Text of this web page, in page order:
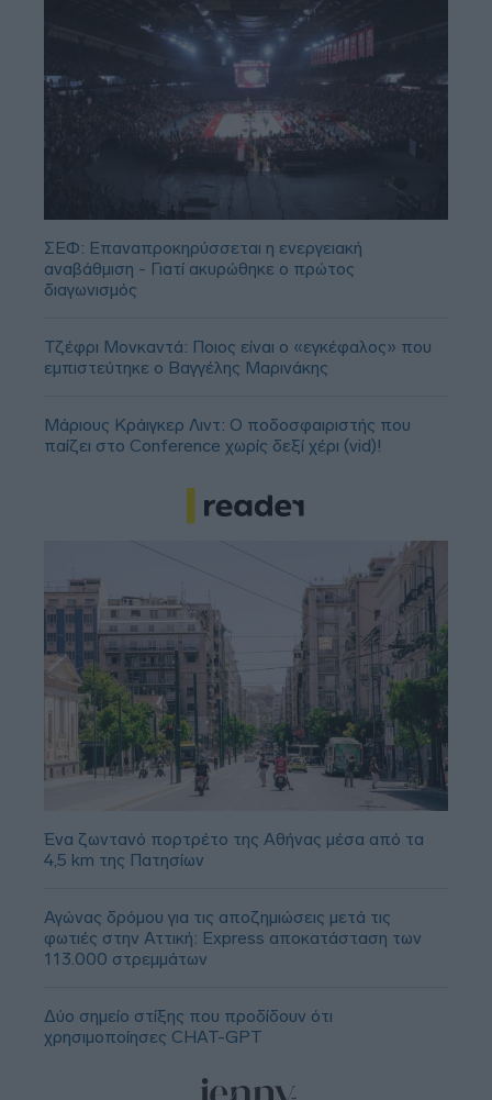
ΣΕΦ: Επαναπροκηρύσσεται η ενεργειακή
αναβάθμιση - Γιατί ακυρώθηκε ο πρώτος
διαγωνισμός
Τζέφρι Μονκαντά: Ποιος είναι ο «εγκέφαλος» που
εμπιστεύτηκε ο Βαγγέλης Μαρινάκης
Μάριους Κράιγκερ Λιντ: Ο ποδοσφαιριστής που
παίζει στο Conference χωρίς δεξί χέρι (vid)!
Ένα ζωντανό πορτρέτο της Αθήνας μέσα από τα
4,5 km της Πατησίων
Αγώνας δρόμου για τις αποζημιώσεις μετά τις
φωτιές στην Αττική: Express αποκατάσταση των
113.000 στρεμμάτων
Δύο σημείο στίξης που προδίδουν ότι
χρησιμοποίησες CHAT-GPT